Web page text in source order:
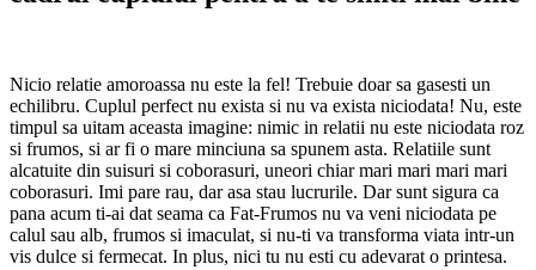
Nicio relatie amoroassa nu este la fel! Trebuie doar sa gasesti un
echilibru. Cuplul perfect nu exista si nu va exista niciodata! Nu, este
timpul sa uitam aceasta imagine: nimic in relatii nu este niciodata roz
si frumos, si ar fi o mare minciuna sa spunem asta. Relatiile sunt
alcatuite din suisuri si coborasuri, uneori chiar mari mari mari mari
coborasuri. Imi pare rau, dar asa stau lucrurile. Dar sunt sigura ca
pana acum ti-ai dat seama ca Fat-Frumos nu va veni niciodata pe
calul sau alb, frumos si imaculat, si nu-ti va transforma viata intr-un
vis dulce si fermecat. In plus, nici tu nu esti cu adevarat o printesa.